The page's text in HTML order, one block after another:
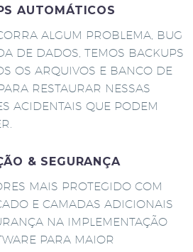
AUTOMÁTICOS
ALGUM PROBLEMA, BUG
DE DADOS, TEMOS BACKUPS
OS ARQUIVOS E BANCO DE
RESTAURAR NESSAS
ACIDENTAIS QUE PODEM
& SEGURANÇA
MAIS PROTEGIDO COM
E CAMADAS ADICIONAIS
NA IMPLEMENTAÇÃO
PARA MAIOR